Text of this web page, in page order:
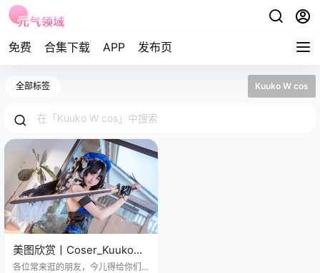
免费 合集下载 APP 发布页
全部标签 Kuuko W cos
美图欣赏丨Coser_Kuuko
W:NO.0202-Yangyang
各位常来逛的朋友，今儿得给你们